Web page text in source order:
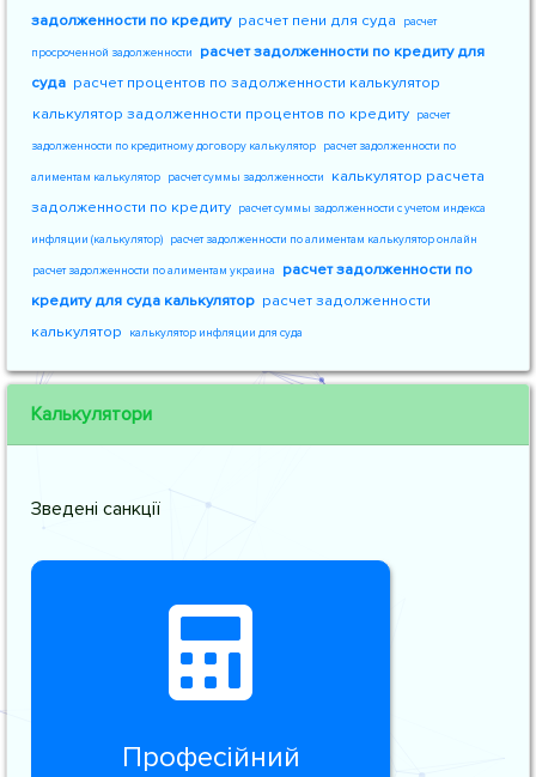
задолженности по кредиту расчет пени для суда расчет
просроченной задолженности
расчет задолженности по кредиту для
суда расчет процентов по задолженности калькулятор
калькулятор задолженности процентов по кредиту расчет
задолженности по кредитному договору калькулятор расчет задолженности по
алиментам калькулятор расчет суммы задолженности
калькулятор расчета
задолженности по кредиту расчет суммы задолженности с учетом индекса
инфляции (калькулятор) расчет задолженности по алиментам калькулятор онлайн
расчет задолженности по алиментам украина
расчет задолженности по
кредиту для суда калькулятор расчет задолженности
калькулятор
калькулятор инфляции для суда
Калькулятори
Зведені санкції
Професійний